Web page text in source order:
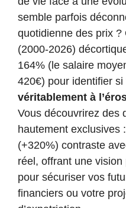
semble parfois
quotidienne des prix
(2000-2026)
164% (le salaire
420€) pour identifier
véritablement à
Vous découvrirez des
hautement exclusives
(+320%) contraste
réel, offrant une
pour sécuriser vos
financiers ou votre